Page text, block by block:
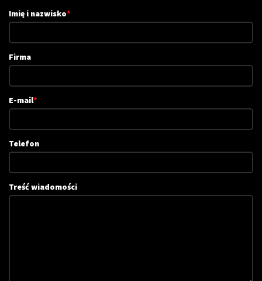
Imię i nazwisko*
Firma
E-mail*
Telefon
Treść wiadomości